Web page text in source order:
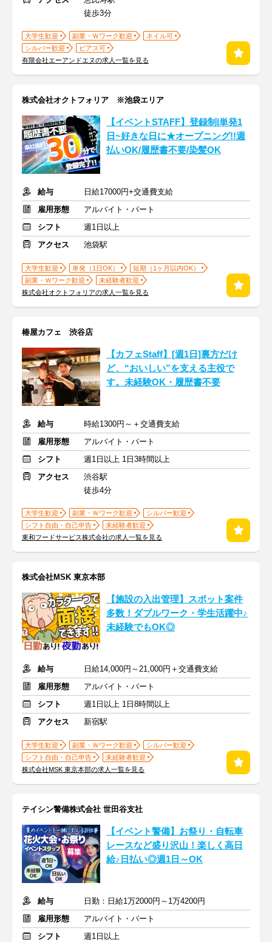
徒歩3分
大学生歓迎 副業・Ｗワーク歓迎
ネイル可
シルバー歓迎
ピアス可
有限会社エーアンドエヌの求人一覧を見る
株式会社オクトフォリア ※池袋エリア
【イベントSTAFF】登録制|単発1
日~好きな日に★オープニング!!週
払いOK/履歴書不要/染髪OK
給与
日給17000円+交通費支給
雇用形態
アルバイト・パート
シフト
週1日以上
アクセス
池袋駅
大学生歓迎 単発（1日OK）
短期（1ヶ月以内OK）
副業・Ｗワーク歓迎
未経験者歓迎
株式会社オクトフォリアの求人一覧を見る
椿屋カフェ 渋谷店
【カフェStaff】[週1日]裏方だけ
ど、“おいしい”を支える主役で
す。未経験OK・履歴書不要
給与
時給1300円～＋交通費支給
雇用形態
アルバイト・パート
シフト
週1日以上 1日3時間以上
アクセス
渋谷駅
徒歩4分
大学生歓迎 副業・Ｗワーク歓迎
シルバー歓迎
シフト自由・自己申告
未経験者歓迎
東和フードサービス株式会社の求人一覧を見る
株式会社MSK 東京本部
【施設の入出管理】スポット案件
多数！ダブルワーク・学生活躍中♪
未経験でもOK◎
給与
日給14,000円～21,000円＋交通費支給
雇用形態
アルバイト・パート
シフト
週1日以上 1日8時間以上
アクセス
新宿駅
大学生歓迎 副業・Ｗワーク歓迎
シルバー歓迎
シフト自由・自己申告
未経験者歓迎
株式会社MSK 東京本部の求人一覧を見る
テイシン警備株式会社 世田谷支社
【イベント警備】お祭り・自転車
レースなど盛り沢山！楽しく高日
給♪日払い◎週1日～OK
給与
日勤：日給1万2000円～1万4200円
雇用形態
アルバイト・パート
シフト
週1日以上